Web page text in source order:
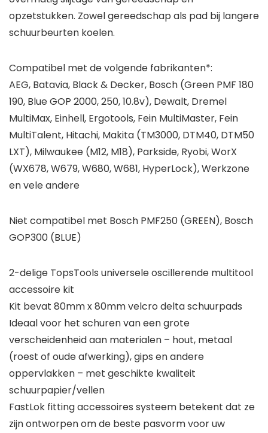
opzetstukken. Zowel gereedschap als pad bij langere
schuurbeurten koelen.
Compatibel met de volgende fabrikanten*:
AEG, Batavia, Black & Decker, Bosch (Green PMF 180
190, Blue GOP 2000, 250, 10.8v), Dewalt, Dremel
MultiMax, Einhell, Ergotools, Fein MultiMaster, Fein
MultiTalent, Hitachi, Makita (TM3000, DTM40, DTM50
LXT), Milwaukee (M12, M18), Parkside, Ryobi, WorX
(WX678, W679, W680, W681, HyperLock), Werkzone
en vele andere
Niet compatibel met Bosch PMF250 (GREEN), Bosch
GOP300 (BLUE)
2-delige TopsTools universele oscillerende multitool
accessoire kit
Kit bevat 80mm x 80mm velcro delta schuurpads
Ideaal voor het schuren van een grote
verscheidenheid aan materialen – hout, metaal
(roest of oude afwerking), gips en andere
oppervlakken – met geschikte kwaliteit
schuurpapier/vellen
FastLok fitting accessoires systeem betekent dat ze
zijn ontworpen om de beste pasvorm voor uw